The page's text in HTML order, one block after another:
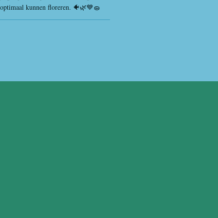
kunnen floreren. 🐠🌿💙🧽